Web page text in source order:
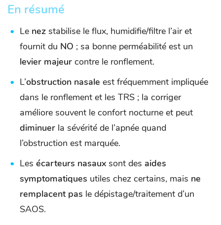
En résumé
Le nez stabilise le flux, humidifie/filtre l’air et
fournit du NO ; sa bonne perméabilité est un
levier majeur contre le ronflement.
L’obstruction nasale est fréquemment impliquée
dans le ronflement et les TRS ; la corriger
améliore souvent le confort nocturne et peut
diminuer la sévérité de l’apnée quand
l’obstruction est marquée.
Les écarteurs nasaux sont des aides
symptomatiques utiles chez certains, mais ne
remplacent pas le dépistage/traitement d’un
SAOS.